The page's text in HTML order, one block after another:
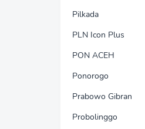
Pilkada
PLN Icon Plus
PON ACEH
Ponorogo
Prabowo Gibran
Probolinggo